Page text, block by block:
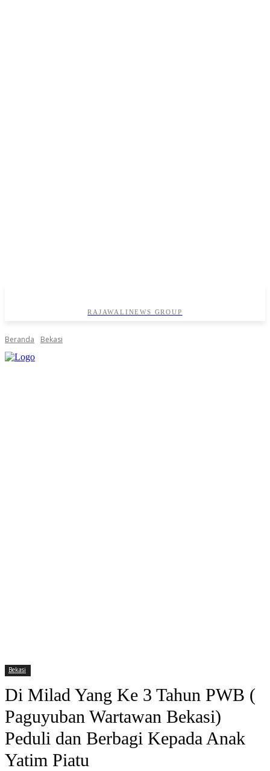
RAJAWALINEWS GROUP
Beranda Bekasi
Bekasi
Di Milad Yang Ke 3 Tahun PWB (
Paguyuban Wartawan Bekasi)
Peduli dan Berbagi Kepada Anak
Yatim Piatu